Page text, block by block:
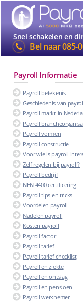
Snel schakelen en
Bel naar085-
Payroll Informatie
Payroll betekenis
Geschiedenis van
Payroll markt in
Payroll
Payroll vormen
Payroll constructie
Voor wie is payroll
Zelf regelen bij payroll?
Payroll bedrijf
NEN 4400 certificering
Payroll tips en tricks
Voordelen payroll
Nadelen payroll
Kosten payroll
Payroll factor
Payroll tarief
Payroll tarief checklist
Payroll en ziekte
Payroll en ontslag
Payroll en pensioen
Payroll werknemer